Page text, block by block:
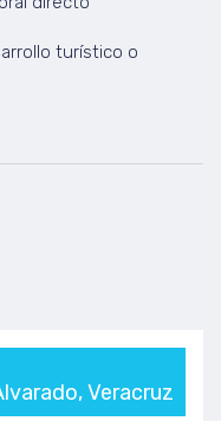
turístico o
Veracruz